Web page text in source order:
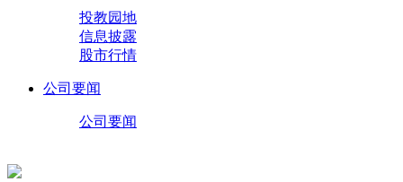
投教园地
信息披露
股市行情
公司要闻
公司要闻